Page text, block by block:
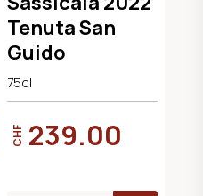
Tenuta San
Guido
75cl
CHF 239.00